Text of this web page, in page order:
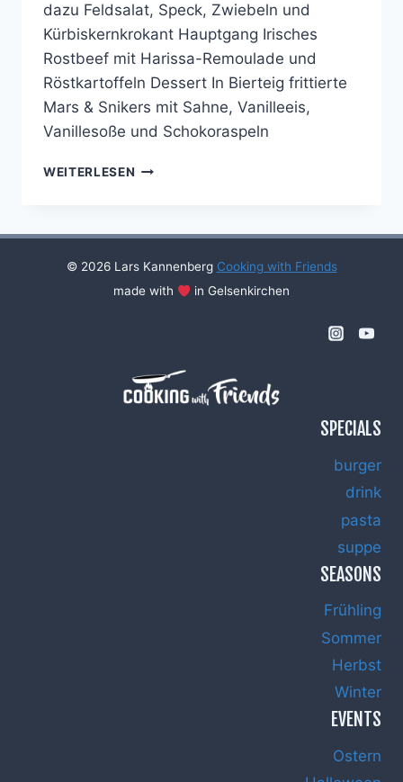
dazu Feldsalat, Speck, Zwiebeln und
Kürbiskernkrokant Hauptgang Irisches
Rostbeef mit Harissa-Remoulade und
Röstkartoffeln Dessert In Bierteig frittierte
Mars & Snikers mit Sahne, Vanilleeis,
Vanillesoße und Schokoraspeln
WEITERLESEN COOKING
© 2026 Lars Kannenberg Cooking with Friends
made with
in Gelsenkirchen
SPECIALS
burger
drink
pasta
suppe
SEASONS
Frühling
Sommer
Herbst
Winter
EVENTS
Ostern